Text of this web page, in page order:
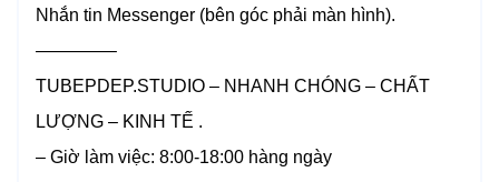
Nhắn tin Messenger (bên góc phải màn hình).
————–
TUBEPDEP.STUDIO – NHANH CHÓNG – CHẤT
LƯỢNG – KINH TẾ .
– Giờ làm việc: 8:00-18:00 hàng ngày